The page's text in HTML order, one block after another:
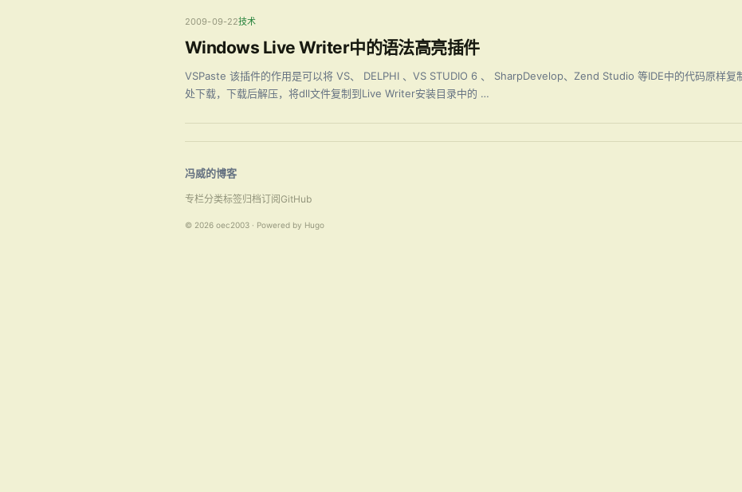
2009-09-22技术
Windows Live Writer中的语法高亮插件
VSPaste 该插件的作用是可以将 VS、 DELPHI 、VS STUDIO 6 、 SharpDevelop、Zend Studio 等IDE中的代码原样
处下载，下载后解压，将dll文件复制到Live Writer安装目录中的 …
冯威的博客
专栏分类标签归档订阅GitHub
© 2026 oec2003 · Powered by Hugo